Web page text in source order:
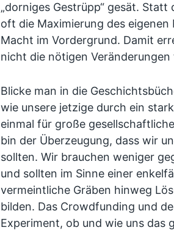
„dorniges Gestrüpp“ gesät.
oft die Maximierung des
Macht im Vordergrund. Damit
nicht die nötigen
Blicke man in die
wie unsere jetzige durch ein
einmal für große
bin der Überzeugung, dass wir
sollten. Wir brauchen weniger
und sollten im Sinne einer
vermeintliche Gräben hinweg
bilden. Das Crowdfunding und
Experiment, ob und wie uns das